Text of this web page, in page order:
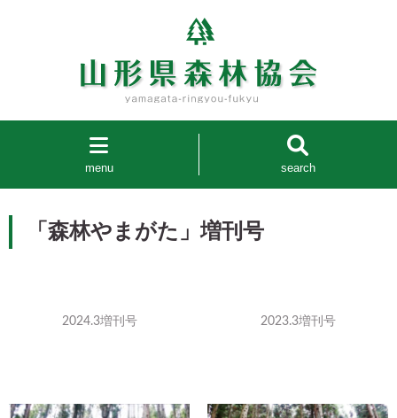
menu search
「森林やまがた」増刊号
2024.3増刊号 2023.3増刊号